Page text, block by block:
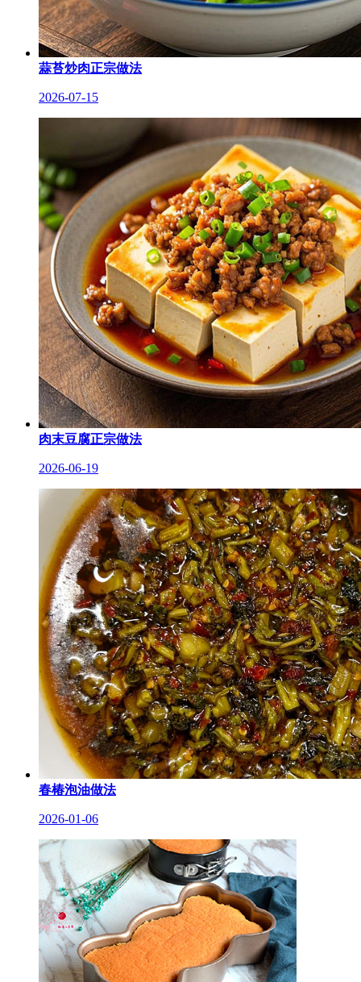
蒜苔炒肉正宗做法
2026-07-15
肉末豆腐正宗做法
2026-06-19
春椿泡油做法
2026-01-06